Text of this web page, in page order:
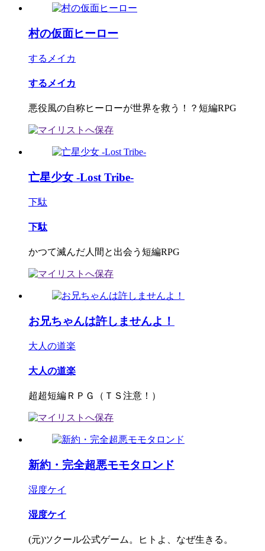
村の仮面ヒーロー
するメイカ
するメイカ
悪役風の自称ヒーローが世界を救う！？短編RPG
亡星少女 -Lost Tribe-
下駄
下駄
かつて滅んだ人間と出会う短編RPG
お兄ちゃんは許しませんよ！
大人の道楽
大人の道楽
超超短編ＲＰＧ（ＴＳ注意！）
新約・完全超悪モモタロンド
湿度ケイ
湿度ケイ
(元)ツクール公式ゲーム。ヒトよ、なぜ生きる。